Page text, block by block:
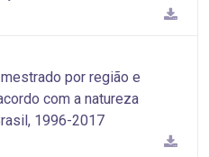
por região e
com a natureza
1996-2017